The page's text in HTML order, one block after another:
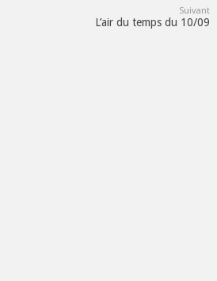
Suivant
L’air du temps du 10/09